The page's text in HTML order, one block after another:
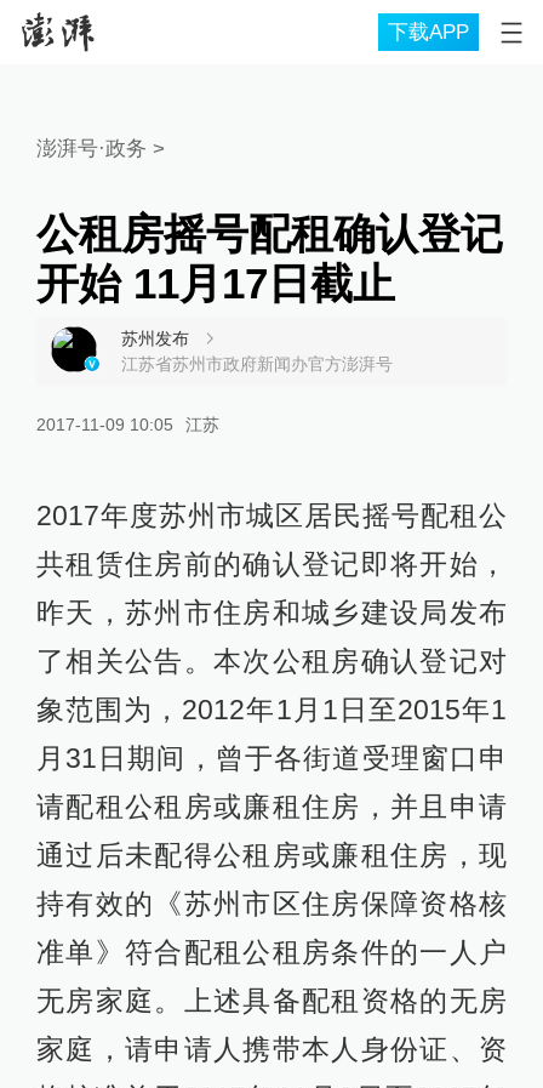
下载APP
澎湃号·政务 >
公租房摇号配租确认登记
开始 11月17日截止
苏州发布
江苏省苏州市政府新闻办官方澎湃号
2017-11-09 10:05 江苏
2017年度苏州市城区居民摇号配租公
共租赁住房前的确认登记即将开始，
昨天，苏州市住房和城乡建设局发布
了相关公告。本次公租房确认登记对
象范围为，2012年1月1日至2015年1
月31日期间，曾于各街道受理窗口申
请配租公租房或廉租住房，并且申请
通过后未配得公租房或廉租住房，现
持有效的《苏州市区住房保障资格核
准单》符合配租公租房条件的一人户
无房家庭。上述具备配租资格的无房
家庭，请申请人携带本人身份证、资